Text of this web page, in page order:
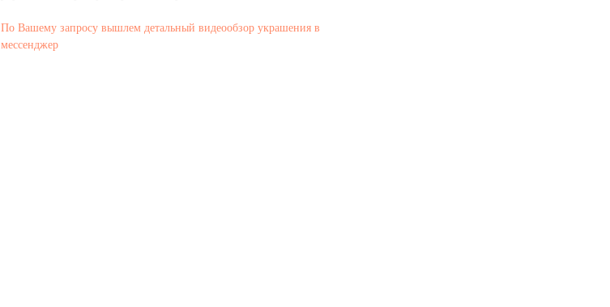
По Вашему запросу вышлем детальный видеообзор украшения в
мессенджер